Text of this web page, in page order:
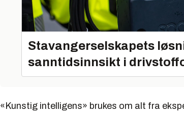
Stavangerselskapets
sanntidsinnsikt i
«Kunstig intelligens» brukes om alt fra